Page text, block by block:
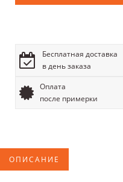
Бесплатная доставка
в день заказа
Оплата
после примерки
ОПИСАНИЕ